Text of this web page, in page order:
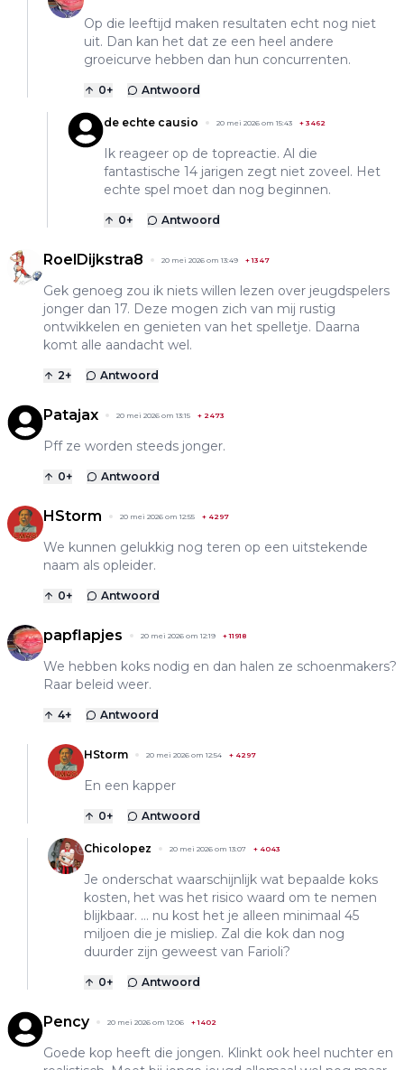
Op die leeftijd maken resultaten echt nog niet
uit. Dan kan het dat ze een heel andere
groeicurve hebben dan hun concurrenten.
0+ Antwoord
de echte causio 20 mei 2026 om 15:43 + 3462
Ik reageer op de topreactie. Al die
fantastische 14 jarigen zegt niet zoveel. Het
echte spel moet dan nog beginnen.
0+ Antwoord
RoelDijkstra8 20 mei 2026 om 13:49 +1347
Gek genoeg zou ik niets willen lezen over jeugdspelers
jonger dan 17. Deze mogen zich van mij rustig
ontwikkelen en genieten van het spelletje. Daarna
komt alle aandacht wel.
2+ Antwoord
Patajax 20 mei 2026 om 13:15 + 2473
Pff ze worden steeds jonger.
0+ Antwoord
HStorm 20 mei 2026 om 12:55 + 4297
We kunnen gelukkig nog teren op een uitstekende
naam als opleider.
0+ Antwoord
papflapjes 20 mei 2026 om 12:19 +11918
We hebben koks nodig en dan halen ze schoenmakers?
Raar beleid weer.
4+ Antwoord
HStorm 20 mei 2026 om 12:54 + 4297
En een kapper
0+ Antwoord
Chicolopez 20 mei 2026 om 13:07 + 4043
Je onderschat waarschijnlijk wat bepaalde koks
kosten, het was het risico waard om te nemen
blijkbaar. … nu kost het je alleen minimaal 45
miljoen die je misliep. Zal die kok dan nog
duurder zijn geweest van Farioli?
0+ Antwoord
Pency 20 mei 2026 om 12:06 +1402
Goede kop heeft die jongen. Klinkt ook heel nuchter en